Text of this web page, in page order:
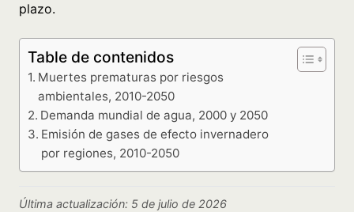
plazo.
Table de contenidos
Muertes prematuras por riesgos
ambientales, 2010-2050
Demanda mundial de agua, 2000 y 2050
Emisión de gases de efecto invernadero
por regiones, 2010-2050
Última actualización: 5 de julio de 2026